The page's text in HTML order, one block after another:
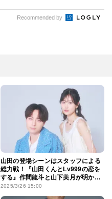
Recommended by
山田の登場シーンはスタッフによる
総力戦！『山田くんとLv999の恋を
する』作間龍斗と山下美月が明か
す“ときめき”の舞台裏
2025/3/26 15:00